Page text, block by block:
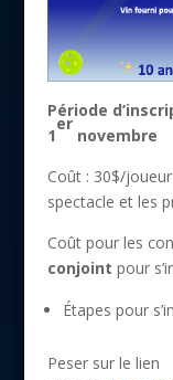
Période
1
er
novembre
Coût : 30$/
spectacle et les
Coût pour les
conjoint pour
Étapes pour
Peser sur le lien